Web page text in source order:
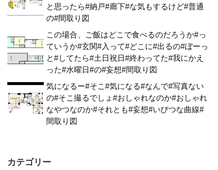
と思ったら#納戸#廊下#な気もするけど#普通
の#間取り図
この場合、ご飯はどこで食べるのだろうか#っ
ていうか#玄関#入って#どこに#出るの#ぼーっ
と#してたら#土日祝日#終わってた#我にかえ
った#水曜日#の#妄想#間取り図
気になるー#そこ#気になる#なんで#写真ない
の#そこ撮るでしょ#おしゃれなのか#おしゃれ
なやつなのか#それとも#妄想#いびつな曲線#
間取り図
カテゴリー